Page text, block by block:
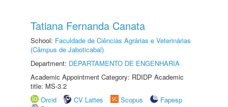
Tatiana Fernanda Canata
School: Faculdade de Ciências Agrárias e Veterinárias
(Câmpus de Jaboticabal)
Department: DEPARTAMENTO DE ENGENHARIA
Academic Appointment Category: RDIDP Academic
title: MS-3.2
Orcid
CV Lattes Scopus
Fapesp